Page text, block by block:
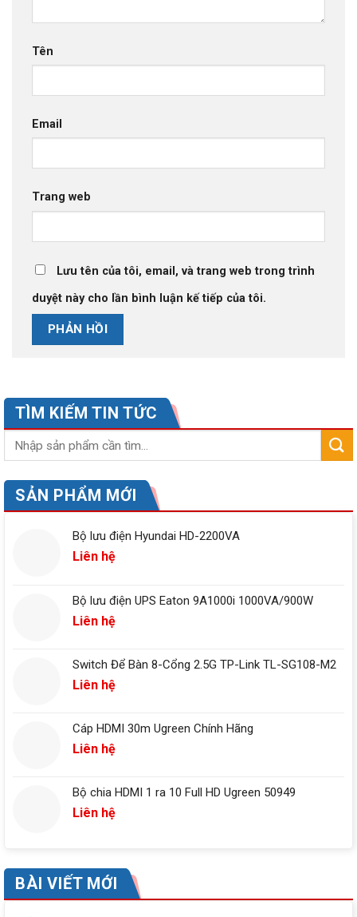
Tên
Email
Trang web
Lưu tên của tôi, email, và trang web trong trình
duyệt này cho lần bình luận kế tiếp của tôi.
TÌM KIẾM TIN TỨC
SẢN PHẨM MỚI
Bộ lưu điện Hyundai HD-2200VA
Liên hệ
Bộ lưu điện UPS Eaton 9A1000i 1000VA/900W
Liên hệ
Switch Để Bàn 8-Cổng 2.5G TP-Link TL-SG108-M2
Liên hệ
Cáp HDMI 30m Ugreen Chính Hãng
Liên hệ
Bộ chia HDMI 1 ra 10 Full HD Ugreen 50949
Liên hệ
BÀI VIẾT MỚI